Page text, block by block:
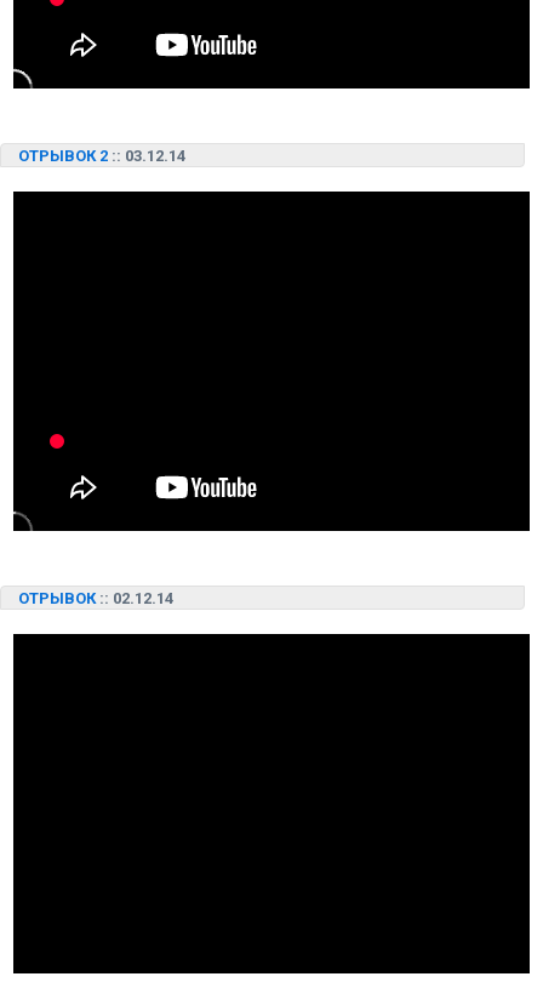
ОТРЫВОК 2 :: 03.12.14
ОТРЫВОК :: 02.12.14